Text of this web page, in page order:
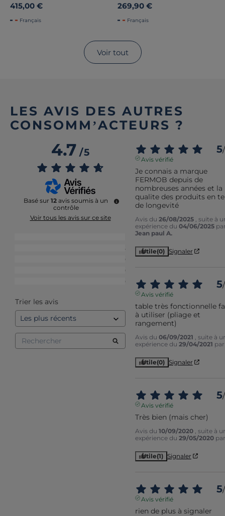
415,00 €
Français
269,90 €
Français
Voir tout
LES AVIS DES AUTRES
CONSOMM’ACTEURS ?
4.7/5
Basé sur 12 avis soumis à un
contrôle
Voir tous les avis sur ce site
4
0
0
0
Trier les avis
5/
Avis vérifié
Je connais a marque
FERMOB depuis de
nombreuses années et la
qualite des produits en
de longevité
Avis du 26/08/2025
, suite à
expérience du 04/06/2025
Jean paul A.
Utile(0) Signaler
5/
Avis vérifié
table très fonctionnelle
à utiliser (pliage et
rangement)
Avis du 06/09/2021
, suite à
expérience du 29/04/2021
Utile(0) Signaler
5/
Avis vérifié
Très bien (mais cher)
Avis du 10/09/2020
, suite à
expérience du 29/05/2020
Utile(1) Signaler
5/
Avis vérifié
rien de plus à signaler